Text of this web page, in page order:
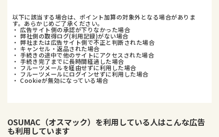
以下に該当する場合は、ポイント加算の対象外となる場合がありま
す。あらかじめご了承ください。
・ 広告サイト側の承認が下りなかった場合
・ 弊社側の取得ログ(利用記録)がない場合
・ 弊社または広告サイト側で不正と判断された場合
・ キャンセル・返品された場合
・ 手続きの途中で他のサイトにアクセスされた場合
・ 手続き完了までに長時間経過した場合
・ フルーツメールを経由せずに利用した場合
・ フルーツメールにログインせずに利用した場合
・ Cookieが無効になっている場合
OSUMAC（オスマック） を利用している人はこんな広告
も利用しています